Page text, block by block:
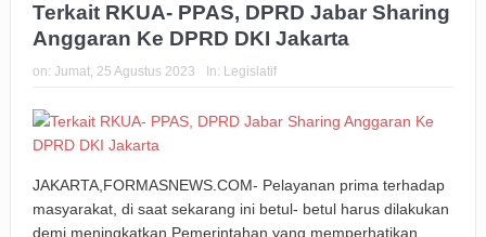
Terkait RKUA- PPAS, DPRD Jabar Sharing
Anggaran Ke DPRD DKI Jakarta
on: Jumat, 25 Agustus 2023 In: Legislatif
JAKARTA,FORMASNEWS.COM- Pelayanan prima terhadap
masyarakat, di saat sekarang ini betul- betul harus dilakukan
demi meningkatkan Pemerintahan yang memperhatikan